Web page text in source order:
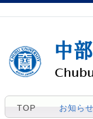
TOP お知らせ